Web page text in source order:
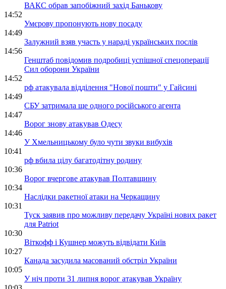
ВАКС обрав запобіжний захід Банькову
14:52
Умєрову пропонують нову посаду
14:49
Залужний взяв участь у нараді українських послів
14:56
Генштаб повідомив подробиці успішної спецоперації
Сил оборони України
14:52
рф атакувала відділення "Нової пошти" у Гайсині
14:49
СБУ затримала ще одного російського агента
14:47
Ворог знову атакував Одесу
14:46
У Хмельницькому було чути звуки вибухів
10:41
рф вбила цілу багатодітну родину
10:36
Ворог вчергове атакував Полтавщину
10:34
Наслідки ракетної атаки на Черкащину
10:31
Туск заявив про можливу передачу Україні нових ракет
для Patriot
10:30
Віткофф і Кушнер можуть відвідати Київ
10:27
Канада засудила масований обстріл України
10:05
У ніч проти 31 липня ворог атакував Україну